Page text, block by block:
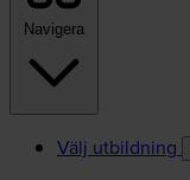
Navigera
Välj utbildning